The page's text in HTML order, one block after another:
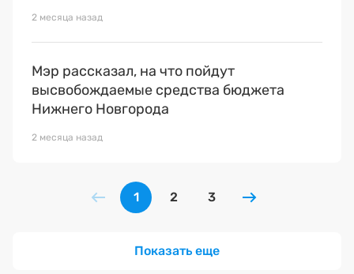
2 месяца назад
Мэр рассказал, на что пойдут
высвобождаемые средства бюджета
Нижнего Новгорода
2 месяца назад
1 2 3
Показать еще